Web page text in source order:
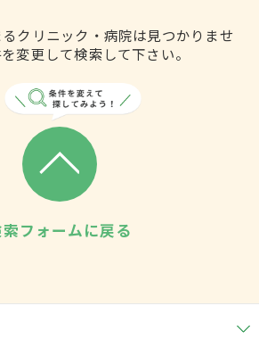
クリニック・病院は見つかりませ
変更して検索して下さい。
フォームに戻る